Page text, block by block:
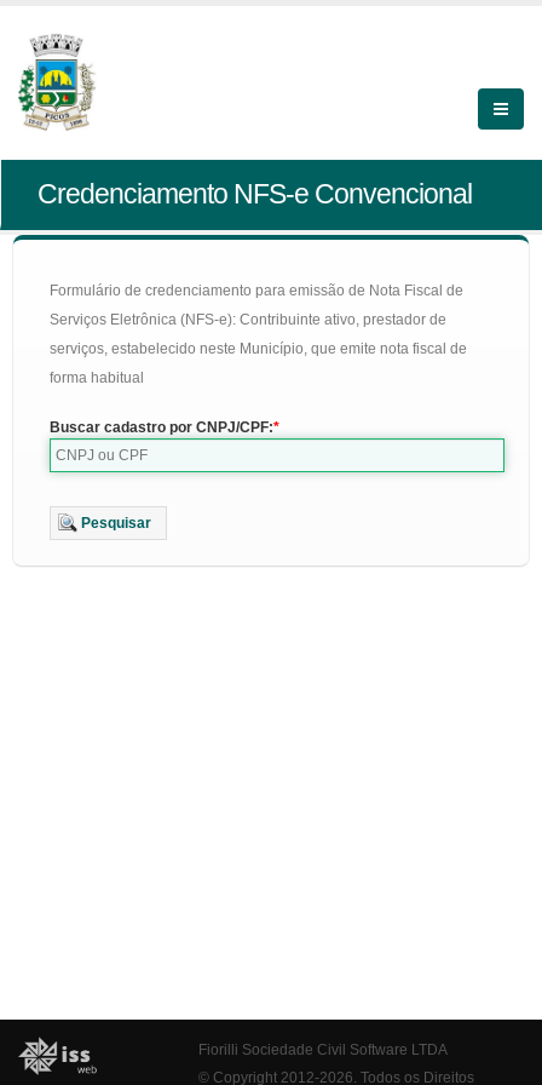
Credenciamento NFS-e Convencional
Formulário de credenciamento para emissão de Nota Fiscal de
Serviços Eletrônica (NFS-e): Contribuinte ativo, prestador de
serviços, estabelecido neste Município, que emite nota fiscal de
forma habitual
Buscar cadastro por CNPJ/CPF:
Pesquisar
Fiorilli Sociedade Civil Software LTDA
© Copyright 2012-2026. Todos os Direitos